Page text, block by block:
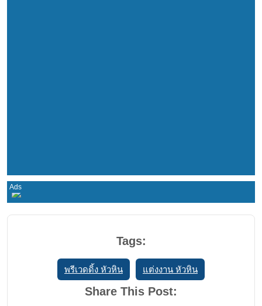
Tags:
พรีเวดดิ้ง หัวหิน แต่งงาน หัวหิน
Share This Post: